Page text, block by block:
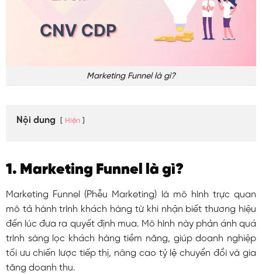
Marketing Funnel là gì?
Nội dung Hiện
1. Marketing Funnel là gì?
Marketing Funnel (Phễu Marketing) là mô hình trực quan
mô tả hành trình khách hàng từ khi nhận biết thương hiệu
đến lúc đưa ra quyết định mua. Mô hình này phản ánh quá
trình sàng lọc khách hàng tiềm năng, giúp doanh nghiệp
tối ưu chiến lược tiếp thị, nâng cao tỷ lệ chuyển đổi và gia
tăng doanh thu.